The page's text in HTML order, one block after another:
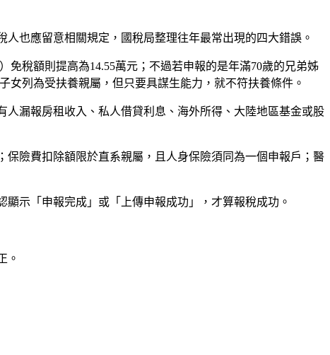
也應留意相關規定，國稅局整理往年最常出現的四大錯誤。
稅額則提高為14.55萬元；不過若申報的是年滿70歲的兄弟姊
女列為受扶養親屬，但只要具謀生能力，就不符扶養條件。
漏報房租收入、私人借貸利息、海外所得、大陸地區基金或股
險費扣除額限於直系親屬，且人身保險須同為一個申報戶；醫
示「申報完成」或「上傳申報成功」，才算報稅成功。
。